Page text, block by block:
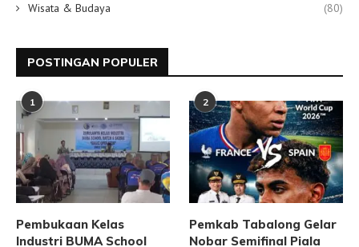
Wisata & Budaya (80)
POSTINGAN POPULER
1
Pembukaan Kelas
Industri BUMA School
2
Pemkab Tabalong Gelar
Nobar Semifinal Piala